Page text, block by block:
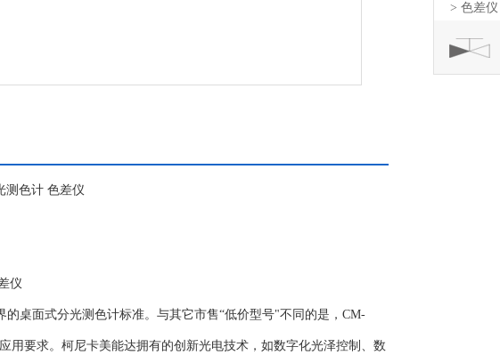
测色计 色差仪
仪
桌面式分光测色计标准。与其它市售“低价型号"不同的是，CM-
用要求。柯尼卡美能达拥有的创新光电技术，如数字化光泽控制、数
> 色差仪